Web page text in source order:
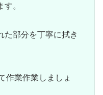
。
た部分を丁寧に拭き
作業作業しましょ